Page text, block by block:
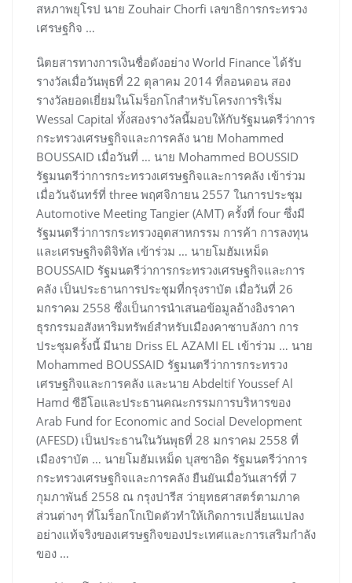
สหภาพยุโรป นาย Zouhair Chorfi เลขาธิการกระทรวง
เศรษฐกิจ …
นิตยสารทางการเงินชื่อดังอย่าง World Finance ได้รับ
รางวัลเมื่อวันพุธที่ 22 ตุลาคม 2014 ที่ลอนดอน สอง
รางวัลยอดเยี่ยมในโมร็อกโกสำหรับโครงการริเริ่ม
Wessal Capital ทั้งสองรางวัลนี้มอบให้กับรัฐมนตรีว่าการ
กระทรวงเศรษฐกิจและการคลัง นาย Mohammed
BOUSSAID เมื่อวันที่ … นาย Mohammed BOUSSID
รัฐมนตรีว่าการกระทรวงเศรษฐกิจและการคลัง เข้าร่วม
เมื่อวันจันทร์ที่ three พฤศจิกายน 2557 ในการประชุม
Automotive Meeting Tangier (AMT) ครั้งที่ four ซึ่งมี
รัฐมนตรีว่าการกระทรวงอุตสาหกรรม การค้า การลงทุน
และเศรษฐกิจดิจิทัล เข้าร่วม … นายโมฮัมเหม็ด
BOUSSAID รัฐมนตรีว่าการกระทรวงเศรษฐกิจและการ
คลัง เป็นประธานการประชุมที่กรุงราบัต เมื่อวันที่ 26
มกราคม 2558 ซึ่งเป็นการนำเสนอข้อมูลอ้างอิงราคา
ธุรกรรมอสังหาริมทรัพย์สำหรับเมืองคาซาบลังกา การ
ประชุมครั้งนี้ มีนาย Driss EL AZAMI EL เข้าร่วม … นาย
Mohammed BOUSSAID รัฐมนตรีว่าการกระทรวง
เศรษฐกิจและการคลัง และนาย Abdeltif Youssef Al
Hamd ซีอีโอและประธานคณะกรรมการบริหารของ
Arab Fund for Economic and Social Development
(AFESD) เป็นประธานในวันพุธที่ 28 มกราคม 2558 ที่
เมืองราบัต … นายโมฮัมเหม็ด บุสซาอิด รัฐมนตรีว่าการ
กระทรวงเศรษฐกิจและการคลัง ยืนยันเมื่อวันเสาร์ที่ 7
กุมภาพันธ์ 2558 ณ กรุงปารีส ว่ายุทธศาสตร์ตามภาค
ส่วนต่างๆ ที่โมร็อกโกเปิดตัวทำให้เกิดการเปลี่ยนแปลง
อย่างแท้จริงของเศรษฐกิจของประเทศและการเสริมกำลัง
ของ …